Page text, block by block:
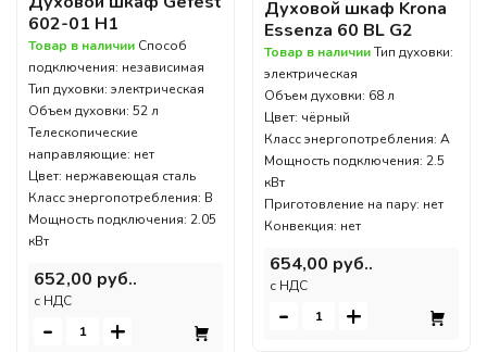
602-01 Н1
Товар в наличии Способ
подключения: независимая
Тип духовки: электрическая
Объем духовки: 52 л
Телескопические
направляющие: нет
Цвет: нержавеющая сталь
Класс энергопотребления: B
Мощность подключения: 2.05
кВт
652,00 руб..
c НДС
- +
Духовой шкаф Krona
Essenza 60 BL G2
Товар в наличииТип духовки:
электрическая
Объем духовки: 68 л
Цвет: чёрный
Класс энергопотребления: A
Мощность подключения: 2.5
кВт
Приготовление на пару: нет
Конвекция: нет
654,00 руб..
c НДС
- +